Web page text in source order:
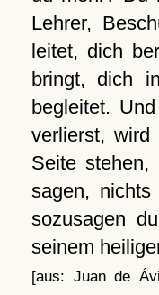
Lehrer,
leitet, dich
bringt, dich
begleitet.
verlierst,
Seite
sagen,
sozusagen
seinem
[aus: Juan de